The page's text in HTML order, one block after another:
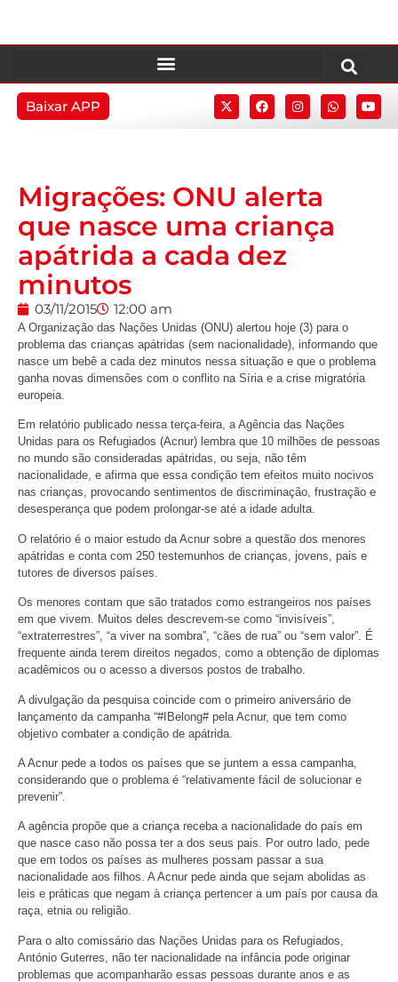
Baixar APP
Migrações: ONU alerta
que nasce uma criança
apátrida a cada dez
minutos
03/11/2015 12:00 am
A Organização das Nações Unidas (ONU) alertou hoje (3) para o
problema das crianças apátridas (sem nacionalidade), informando que
nasce um bebê a cada dez minutos nessa situação e que o problema
ganha novas dimensões com o conflito na Síria e a crise migratória
europeia.
Em relatório publicado nessa terça-feira, a Agência das Nações
Unidas para os Refugiados (Acnur) lembra que 10 milhões de pessoas
no mundo são consideradas apátridas, ou seja, não têm
nacionalidade, e afirma que essa condição tem efeitos muito nocivos
nas crianças, provocando sentimentos de discriminação, frustração e
desesperança que podem prolongar-se até a idade adulta.
O relatório é o maior estudo da Acnur sobre a questão dos menores
apátridas e conta com 250 testemunhos de crianças, jovens, pais e
tutores de diversos países.
Os menores contam que são tratados como estrangeiros nos países
em que vivem. Muitos deles descrevem-se como “invisíveis”,
“extraterrestres”, “a viver na sombra”, “cães de rua” ou “sem valor”. É
frequente ainda terem direitos negados, como a obtenção de diplomas
acadêmicos ou o acesso a diversos postos de trabalho.
A divulgação da pesquisa coincide com o primeiro aniversário de
lançamento da campanha “#IBelong# pela Acnur, que tem como
objetivo combater a condição de apátrida.
A Acnur pede a todos os países que se juntem a essa campanha,
considerando que o problema é “relativamente fácil de solucionar e
prevenir”.
A agência propõe que a criança receba a nacionalidade do país em
que nasce caso não possa ter a dos seus pais. Por outro lado, pede
que em todos os países as mulheres possam passar a sua
nacionalidade aos filhos. A Acnur pede ainda que sejam abolidas as
leis e práticas que negam à criança pertencer a um país por causa da
raça, etnia ou religião.
Para o alto comissário das Nações Unidas para os Refugiados,
António Guterres, não ter nacionalidade na infância pode originar
problemas que acompanharão essas pessoas durante anos e as